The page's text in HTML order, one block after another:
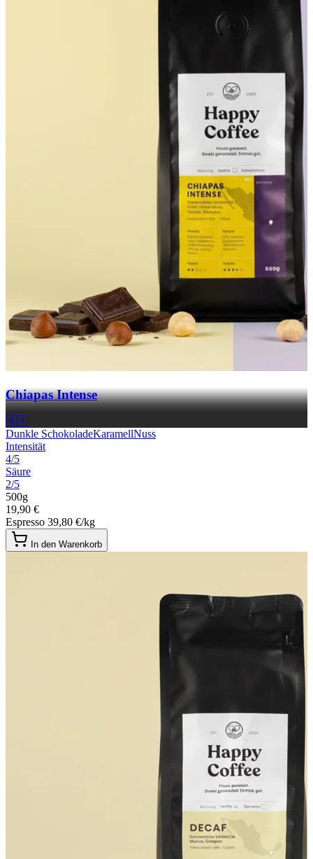
Chiapas Intense
🇲🇽
Dunkle SchokoladeKaramellNuss
Intensität
4/5
Säure
2/5
500g
19,90 €
Espresso 39,80 €/kg
In den Warenkorb